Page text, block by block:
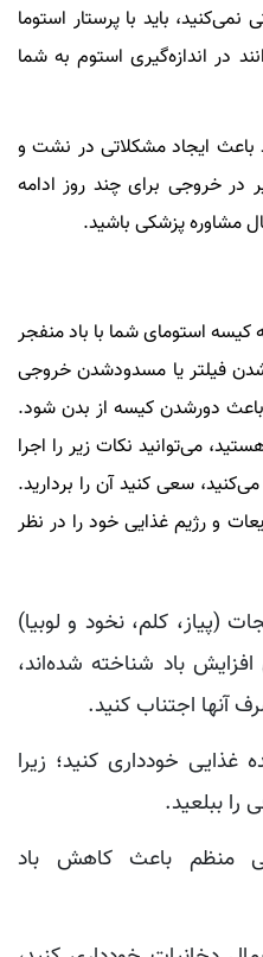
باید با پرستار استوما
در اندازه‌گیری استوم به شما
باعث ایجاد مشکلاتی در نشت و
در خروجی برای چند روز ادامه
مشاوره پزشکی باشید.
کیسه استومای شما با باد منفجر
فیلتر یا مسدودشدن خروجی
دورشدن کیسه از بدن شود.
می‌توانید نکات زیر را اجرا
سعی کنید آن را بردارید.
و رژیم غذایی خود را در نظر
(پیاز، کلم، نخود و لوبیا)
افزایش باد شناخته شده‌اند،
آنها اجتناب کنید.
غذایی خودداری کنید؛ زیرا
ببلعید.
منظم باعث کاهش باد